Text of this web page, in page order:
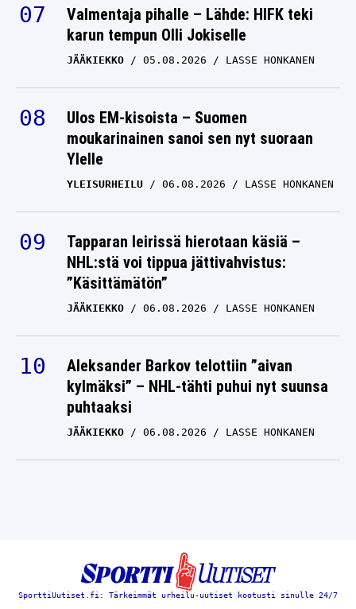
Valmentaja pihalle – Lähde: HIFK teki
karun tempun Olli Jokiselle
JÄÄKIEKKO 05.08.2026 LASSE HONKANEN
Ulos EM-kisoista – Suomen
moukarinainen sanoi sen nyt suoraan
Ylelle
YLEISURHEILU 06.08.2026 LASSE HONKANEN
Tapparan leirissä hierotaan käsiä –
NHL:stä voi tippua jättivahvistus:
”Käsittämätön”
JÄÄKIEKKO 06.08.2026 LASSE HONKANEN
Aleksander Barkov telottiin ”aivan
kylmäksi” – NHL-tähti puhui nyt suunsa
puhtaaksi
JÄÄKIEKKO 06.08.2026 LASSE HONKANEN
SporttiUutiset.fi: Tärkeimmät urheilu-uutiset kootusti sinulle 24/7